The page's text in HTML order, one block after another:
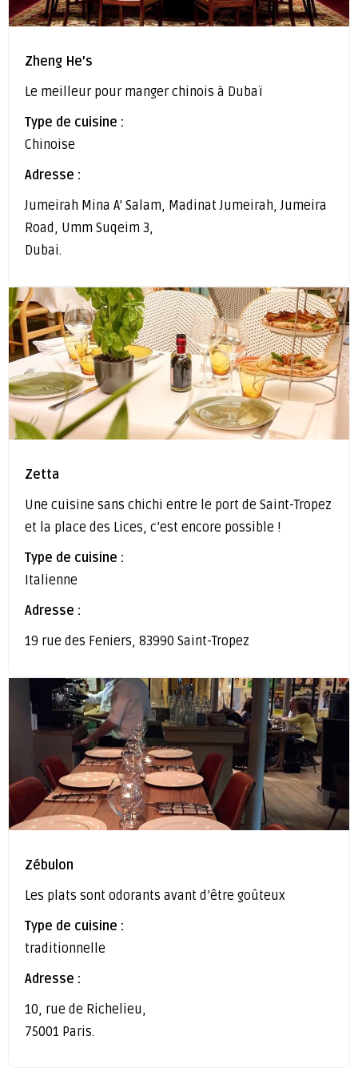
Zheng He’s
Le meilleur pour manger chinois à Dubaï
Type de cuisine :
Chinoise
Adresse :
Jumeirah Mina A' Salam, Madinat Jumeirah, Jumeira
Road, Umm Suqeim 3,
Dubai.
Zetta
Une cuisine sans chichi entre le port de Saint-Tropez
et la place des Lices, c’est encore possible !
Type de cuisine :
Italienne
Adresse :
19 rue des Feniers, 83990 Saint-Tropez
Zébulon
Les plats sont odorants avant d’être goûteux
Type de cuisine :
traditionnelle
Adresse :
10, rue de Richelieu,
75001 Paris.